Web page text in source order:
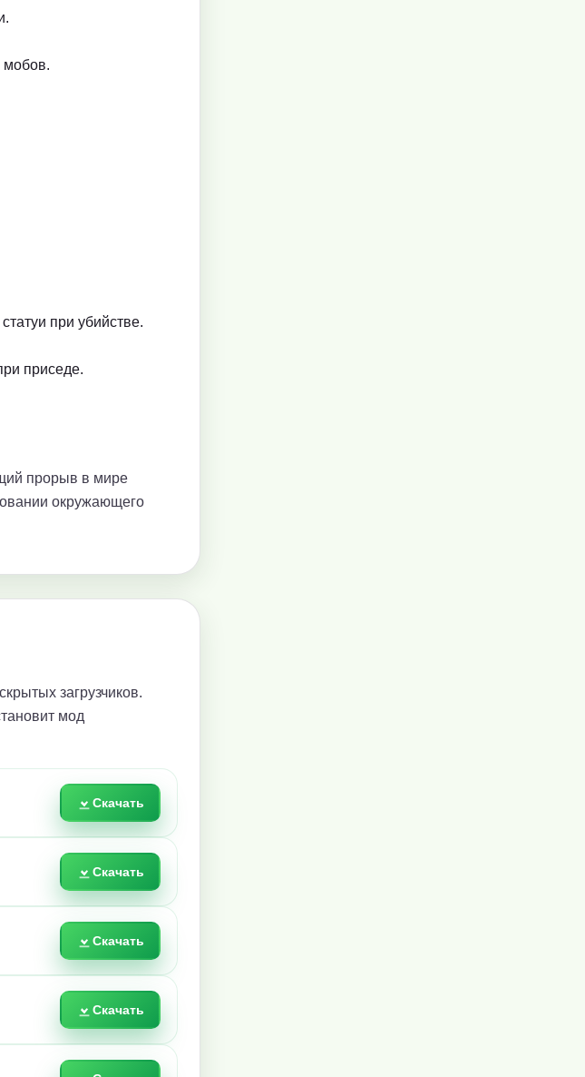
мобов.
при убийстве.
приседе.
прорыв в мире
окружающего
загрузчиков.
мод
Скачать
Скачать
Скачать
Скачать